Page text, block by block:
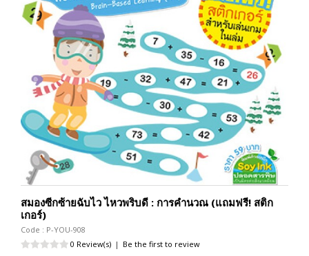
สมองซีกซ้ายฉับไว ไหวพริบดี : การคำนวณ (แถมฟรี! สติก
เกอร์)
Code : P-YOU-908
0 Review(s) | Be the first to review